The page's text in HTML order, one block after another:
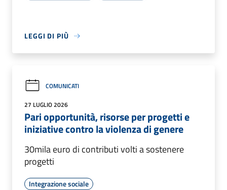
LEGGI DI PIÙ
COMUNICATI
27 LUGLIO 2026
Pari opportunità, risorse per progetti e
iniziative contro la violenza di genere
30mila euro di contributi volti a sostenere
progetti
Integrazione sociale